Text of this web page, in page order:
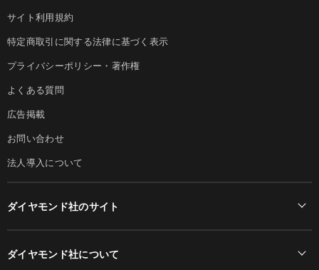
サイト利用規約
特定商取引に関する法律に基づく表示
プライバシーポリシー・著作権
よくある質問
広告掲載
お問い合わせ
法人導入について
ダイヤモンド社のサイト
ダイヤモンド社について